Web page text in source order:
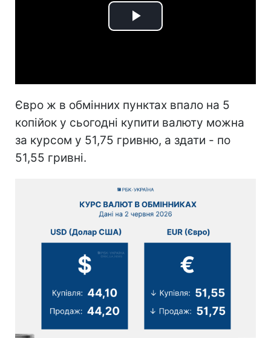
Play
Євро ж в обмінних пунктах впало на 5
копійок у сьогодні купити валюту можна
за курсом у 51,75 гривню, а здати - по
51,55 гривні.